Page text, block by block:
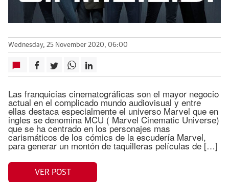
Wednesday, 25 November 2020, 06:00
Las franquicias cinematográficas son el mayor negocio
actual en el complicado mundo audiovisual y entre
ellas destaca especialmente el universo Marvel que en
ingles se denomina MCU ( Marvel Cinematic Universe)
que se ha centrado en los personajes mas
carismáticos de los cómics de la escudería Marvel,
para generar un montón de taquilleras películas de […]
VER POST